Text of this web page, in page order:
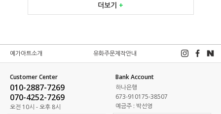
더보기 +
예가아트소개 유화주문제작안내
Customer Center
010-2887-7269
070-4252-7269
오전 10시 - 오후 8시
Bank Account
하나은행
673-910175-38507
예금주 : 박선영